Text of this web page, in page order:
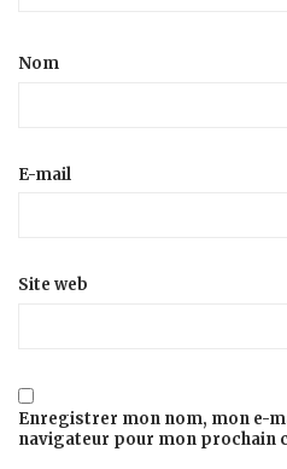
Nom
E-mail
Site web
Enregistrer mon nom, mon e-
navigateur pour mon prochain